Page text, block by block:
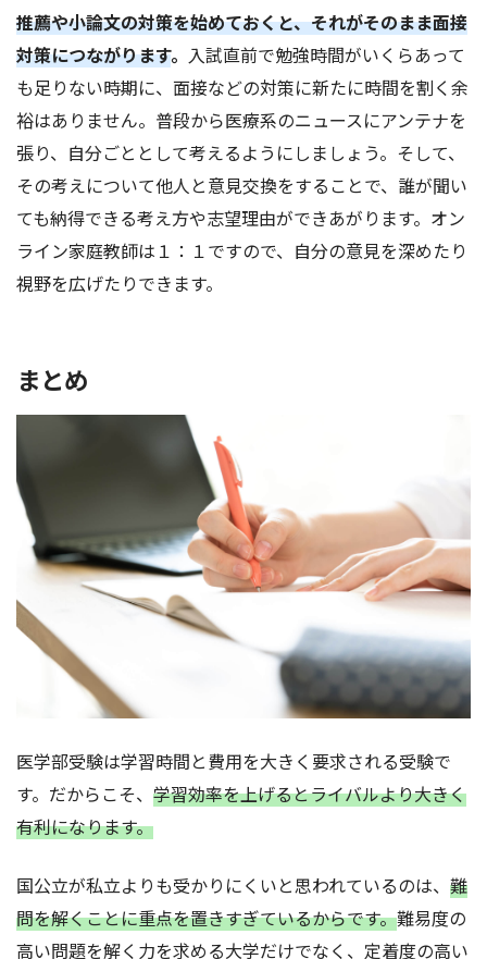
推薦や小論文の対策を始めておくと、それがそのまま面接
対策につながります。 入試直前で勉強時間がいくらあって
も足りない時期に、面接などの対策に新たに時間を割く余
裕はありません。普段から医療系のニュースにアンテナを
張り、自分ごととして考えるようにしましょう。そして、
その考えについて他人と意見交換をすることで、誰が聞い
ても納得できる考え方や志望理由ができあがります。オン
ライン家庭教師は１：１ですので、自分の意見を深めたり
視野を広げたりできます。
まとめ
医学部受験は学習時間と費用を大きく要求される受験で
す。だからこそ、 学習効率を上げるとライバルより大きく
有利になります。
国公立が私立よりも受かりにくいと思われているのは、 難
問を解くことに重点を置きすぎているからです。難易度の
高い問題を解く力を求める大学だけでなく、定着度の高い